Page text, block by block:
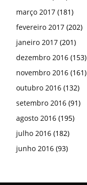
março 2017 (181)
fevereiro 2017 (202)
janeiro 2017 (201)
dezembro 2016 (153)
novembro 2016 (161)
outubro 2016 (132)
setembro 2016 (91)
agosto 2016 (195)
julho 2016 (182)
junho 2016 (93)